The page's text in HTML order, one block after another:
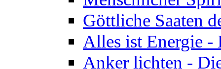
Göttliche Saaten
Alles ist Energie -
Anker lichten -